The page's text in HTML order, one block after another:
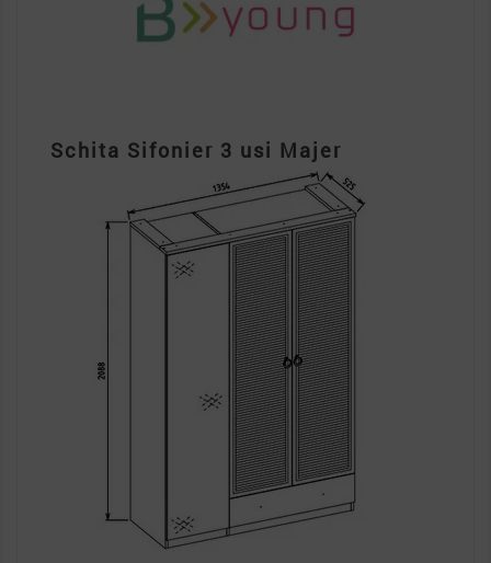
Schita Sifonier 3 usi Majer